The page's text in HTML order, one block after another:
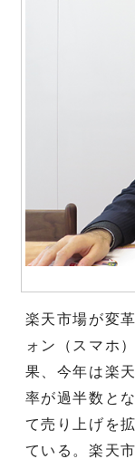
楽天市場が変
ォン（スマホ
果、今年は楽
率が過半数と
て売り上げを
ている。楽天